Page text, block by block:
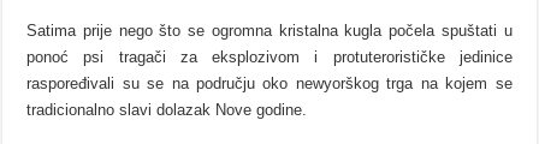
Satima prije nego što se ogromna kristalna kugla počela spuštati u
ponoć psi tragači za eksplozivom i protuterorističke jedinice
raspoređivali su se na području oko newyorškog trga na kojem se
tradicionalno slavi dolazak Nove godine.